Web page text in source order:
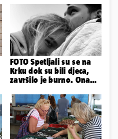
FOTO Spetljali su se na
Krku dok su bili djeca,
završilo je burno. Ona